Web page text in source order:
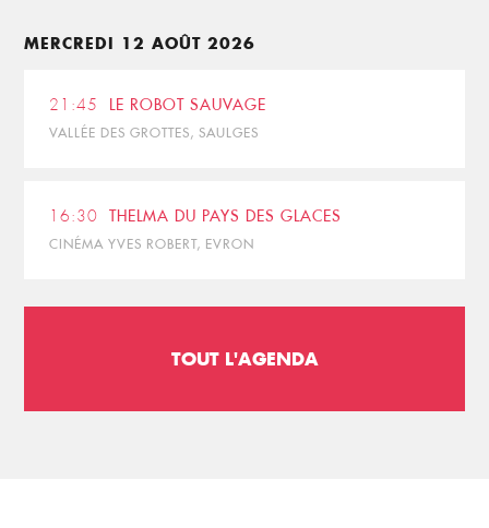
MERCREDI 12 AOÛT 2026
21:45 LE ROBOT SAUVAGE
VALLÉE DES GROTTES, SAULGES
16:30 THELMA DU PAYS DES GLACES
CINÉMA YVES ROBERT, EVRON
TOUT L'AGENDA